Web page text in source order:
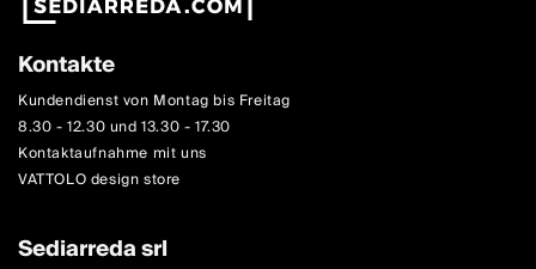
Kontakte
Kundendienst von Montag bis Freitag
8.30 - 12.30 und 13.30 - 17.30
Kontaktaufnahme mit uns
VATTOLO design store
Sediarreda srl